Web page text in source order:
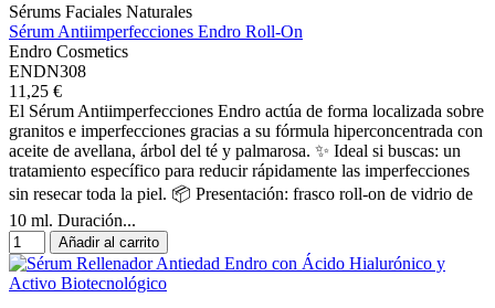
Sérums Faciales Naturales
Sérum Antiimperfecciones Endro Roll-On
Endro Cosmetics
ENDN308
11,25 €
El Sérum Antiimperfecciones Endro actúa de forma localizada sobre
granitos e imperfecciones gracias a su fórmula hiperconcentrada con
aceite de avellana, árbol del té y palmarosa. ✨ Ideal si buscas: un
tratamiento específico para reducir rápidamente las imperfecciones
sin resecar toda la piel. 📦 Presentación: frasco roll-on de vidrio de
10 ml. Duración...
Añadir al carrito